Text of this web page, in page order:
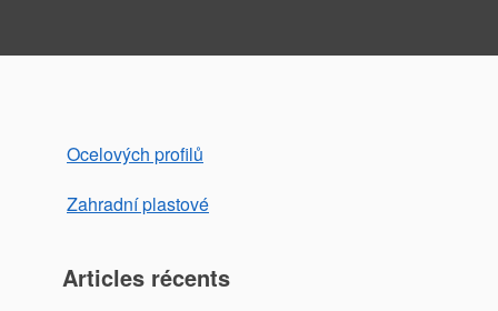
Ocelových profilů
Zahradní plastové
Articles récents